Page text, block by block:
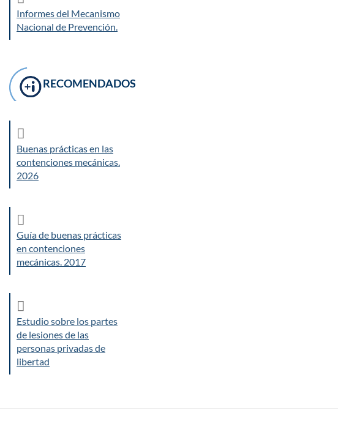
Informes del Mecanismo
Nacional de Prevención.
RECOMENDADOS
Buenas prácticas en las
contenciones mecánicas.
2026
Guía de buenas prácticas
en contenciones
mecánicas. 2017
Estudio sobre los partes
de lesiones de las
personas privadas de
libertad